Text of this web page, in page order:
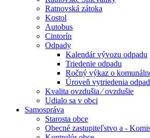
Ratnovská zátoka
Kostol
Autobus
Cintorín
Odpady
Kalendár vývozu odpadu
Triedenie odpadu
Ročný výkaz o
Úroveň vytriedenia
Kvalita ovzdušia ⁄ ovzdušie
Udialo sa v obci
Samospráva
Starosta obce
Obecné zastupiteľstvo a -